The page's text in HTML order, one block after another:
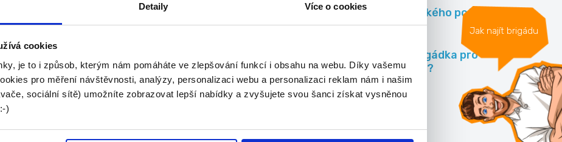
Detaily Více o cookies
cookies
je to i způsob, kterým nám pomáháte ve zlepšování funkcí i obsahu na webu. Díky vašemu
pro měření návštěvnosti, analýzy, personalizaci webu a personalizaci reklam nám i našim
sociální sítě) umožníte zobrazovat lepší nabídky a zvyšujete svou šanci získat vysněnou
)
Jak najít brigádu
prodejně -
Práce vojenského potápeče
Co takhle brigádka pro
Manufakturu?
Všechna videa »